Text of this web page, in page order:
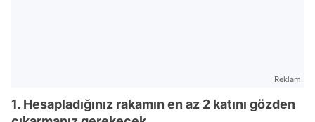
Reklam
1. Hesapladığınız rakamın en az 2 katını gözden